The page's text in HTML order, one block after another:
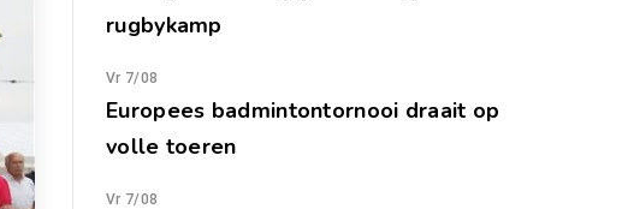
rugbykamp
Vr 7/08
Europees badmintontornooi draait op
volle toeren
Vr 7/08